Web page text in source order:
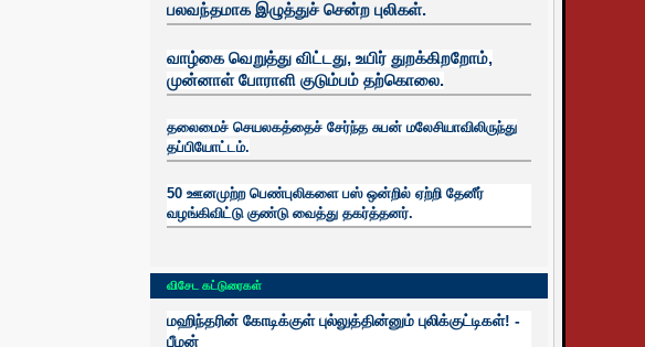
பலவந்தமாக இழுத்துச் சென்ற புலிகள்.
வாழ்கை வெறுத்து விட்டது, உயிர் துறக்கிறறோம்,
முன்னாள் போராளி குடும்பம் தற்கொலை.
தலைமைச் செயலகத்தைச் சேர்ந்த சுபன் மலேசியாவிலிருந்து
தப்பியோட்டம்.
50 ஊனமுற்ற பெண்புலிகளை பஸ் ஒன்றில் ஏற்றி தேனீர்
வழங்கிவிட்டு குண்டு வைத்து தகர்த்தனர்.
விசேட கட்டுரைகள்
மஹிந்தரின் கோடிக்குள் புல்லுத்தின்னும் புலிக்குட்டிகள்! -
பீமன்